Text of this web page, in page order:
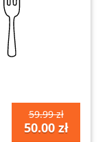
59.99 zł
50.00 zł